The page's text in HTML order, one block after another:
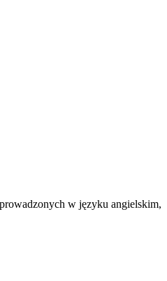
w języku angielskim,